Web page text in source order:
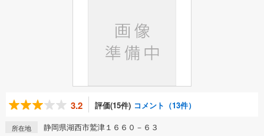
3.2 評価(15件) コメント（13件）
所在地 静岡県湖西市鷲津１６６０－６３